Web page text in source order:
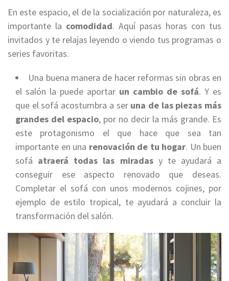
En este espacio, el de la socialización por naturaleza, es
importante la comodidad. Aquí pasas horas con tus
invitados y te relajas leyendo o viendo tus programas o
series favoritas.
Una buena manera de hacer reformas sin obras en
el salón la puede aportar un cambio de sofá. Y es
que el sofá acostumbra a ser una de las piezas más
grandes del espacio, por no decir la más grande. Es
este protagonismo el que hace que sea tan
importante en una renovación de tu hogar. Un buen
sofá atraerá todas las miradasy te ayudará a
conseguir ese aspecto renovado que deseas.
Completar el sofá con unos modernos cojines, por
ejemplo de estilo tropical, te ayudará a concluir la
transformación del salón.